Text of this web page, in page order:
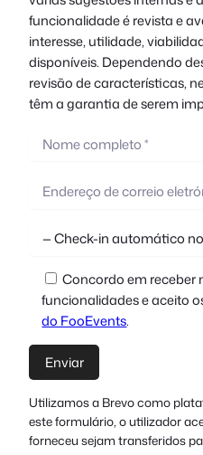
funcionalidade é revista e
interesse, utilidade,
disponíveis. Dependendo
revisão de características,
têm a garantia de serem
Concordo em receber
funcionalidades e aceito
do FooEvents.
Utilizamos a Brevo como
este formulário, o utilizador
forneceu sejam transferidos